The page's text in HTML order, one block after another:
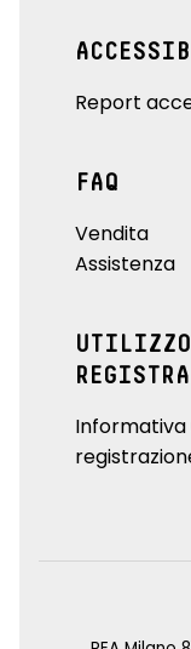
Report
FAQ
Vendita
Assistenza
Informativa